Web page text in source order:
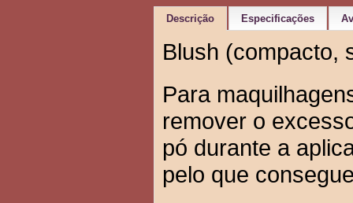
Descrição Especificações
Blush (compacto,
Para
remover o
pó durante a
pelo que